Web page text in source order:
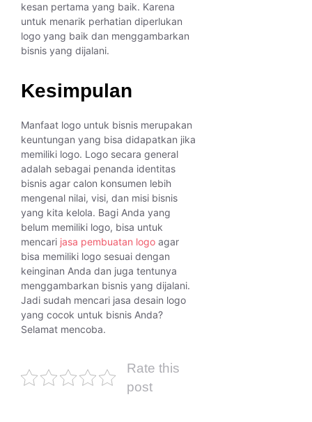
kesan pertama yang baik. Karena
untuk menarik perhatian diperlukan
logo yang baik dan menggambarkan
bisnis yang dijalani.
Kesimpulan
Manfaat logo untuk bisnis merupakan
keuntungan yang bisa didapatkan jika
memiliki logo. Logo secara general
adalah sebagai penanda identitas
bisnis agar calon konsumen lebih
mengenal nilai, visi, dan misi bisnis
yang kita kelola. Bagi Anda yang
belum memiliki logo, bisa untuk
mencari jasa pembuatan logo agar
bisa memiliki logo sesuai dengan
keinginan Anda dan juga tentunya
menggambarkan bisnis yang dijalani.
Jadi sudah mencari jasa desain logo
yang cocok untuk bisnis Anda?
Selamat mencoba.
Rate this
post